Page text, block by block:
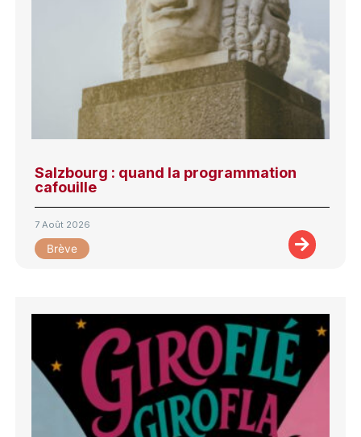
Salzbourg : quand la programmation
cafouille
7 Août 2026
Brève